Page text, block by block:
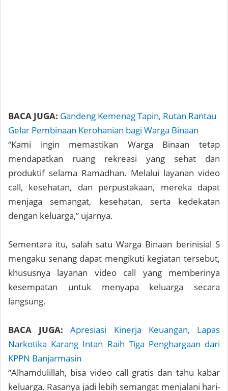
BACA JUGA: Gandeng Kemenag Tapin, Rutan Rantau
Gelar Pembinaan Kerohanian bagi Warga Binaan
“Kami ingin memastikan Warga Binaan tetap
mendapatkan ruang rekreasi yang sehat dan
produktif selama Ramadhan. Melalui layanan video
call, kesehatan, dan perpustakaan, mereka dapat
menjaga semangat, kesehatan, serta kedekatan
dengan keluarga,” ujarnya.
Sementara itu, salah satu Warga Binaan berinisial S
mengaku senang dapat mengikuti kegiatan tersebut,
khususnya layanan video call yang memberinya
kesempatan untuk menyapa keluarga secara
langsung.
BACA JUGA:
Apresiasi Kinerja Keuangan, Lapas
Narkotika Karang Intan Raih Tiga Penghargaan dari
KPPN Banjarmasin
“Alhamdulillah, bisa video call gratis dan tahu kabar
keluarga. Rasanya jadi lebih semangat menjalani hari-